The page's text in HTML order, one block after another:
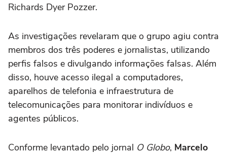
Richards Dyer Pozzer.
As investigações revelaram que o grupo agiu contra
membros dos três poderes e jornalistas, utilizando
perfis falsos e divulgando informações falsas. Além
disso, houve acesso ilegal a computadores,
aparelhos de telefonia e infraestrutura de
telecomunicações para monitorar indivíduos e
agentes públicos.
Conforme levantado pelo jornal O Globo, Marcelo